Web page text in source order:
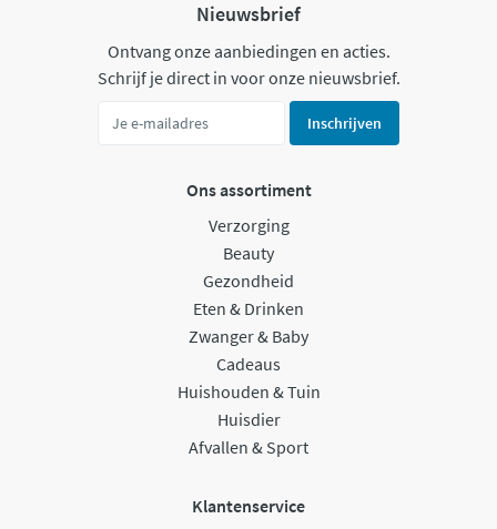
Nieuwsbrief
Ontvang onze aanbiedingen en acties.
Schrijf je direct in voor onze nieuwsbrief.
Inschrijven
Ons assortiment
Verzorging
Beauty
Gezondheid
Eten & Drinken
Zwanger & Baby
Cadeaus
Huishouden & Tuin
Huisdier
Afvallen & Sport
Klantenservice